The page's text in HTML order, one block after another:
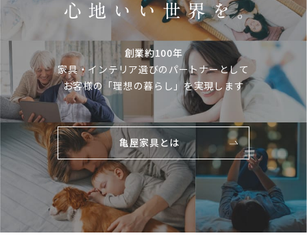
創業約100年
家具・インテリア選びのパートナーとして
お客様の「理想の暮らし」を実現します
亀屋家具とは